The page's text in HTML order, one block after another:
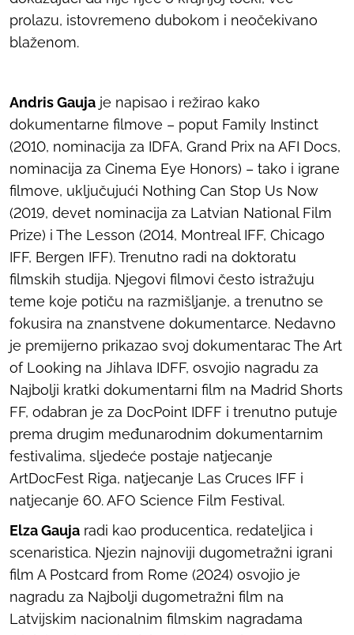
prolazu, istovremeno dubokom i neočekivano
blaženom.
Andris Gauja je napisao i režirao kako
dokumentarne filmove – poput Family Instinct
(2010, nominacija za IDFA, Grand Prix na AFI Docs,
nominacija za Cinema Eye Honors) – tako i igrane
filmove, uključujući Nothing Can Stop Us Now
(2019, devet nominacija za Latvian National Film
Prize) i The Lesson (2014, Montreal IFF, Chicago
IFF, Bergen IFF). Trenutno radi na doktoratu
filmskih studija. Njegovi filmovi često istražuju
teme koje potiču na razmišljanje, a trenutno se
fokusira na znanstvene dokumentarce. Nedavno
je premijerno prikazao svoj dokumentarac The Art
of Looking na Jihlava IDFF, osvojio nagradu za
Najbolji kratki dokumentarni film na Madrid Shorts
FF, odabran je za DocPoint IDFF i trenutno putuje
prema drugim međunarodnim dokumentarnim
festivalima, sljedeće postaje natjecanje
ArtDocFest Riga, natjecanje Las Cruces IFF i
natjecanje 60. AFO Science Film Festival.
Elza Gauja radi kao producentica, redateljica i
scenaristica. Njezin najnoviji dugometražni igrani
film A Postcard from Rome (2024) osvojio je
nagradu za Najbolji dugometražni film na
Latvijskim nacionalnim filmskim nagradama